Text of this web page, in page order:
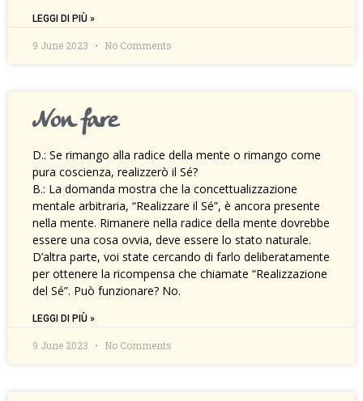
LEGGI DI PIÙ »
9 June 2023 No Comments
Non fare
D.: Se rimango alla radice della mente o rimango come
pura coscienza, realizzerò il Sé?
B.: La domanda mostra che la concettualizzazione
mentale arbitraria, “Realizzare il Sé”, è ancora presente
nella mente. Rimanere nella radice della mente dovrebbe
essere una cosa ovvia, deve essere lo stato naturale.
D’altra parte, voi state cercando di farlo deliberatamente
per ottenere la ricompensa che chiamate “Realizzazione
del Sé”. Può funzionare? No.
LEGGI DI PIÙ »
9 June 2023 No Comments